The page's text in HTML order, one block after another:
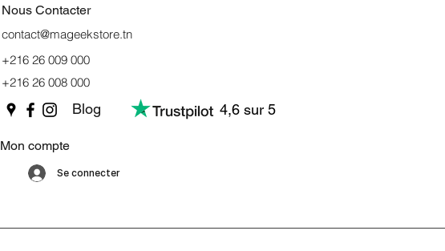
Nous Contacter
contact@mageekstore.tn
+216 26 009 000
+216 26 008 000
Blog 4,6 sur 5
Mon compte
Se connecter